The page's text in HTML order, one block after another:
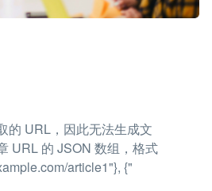
的 URL，因此无法生成文
URL 的 JSON 数组，格式
article1"}, {"